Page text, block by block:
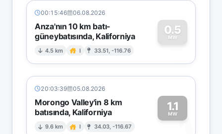
00:15:46 06.08.2026
Anza'nın 10 km batı-
güneybatısında, Kaliforniya
4.5 km I 33.51, -116.76
0.5
MW
0
20:03:39 05.08.2026
Morongo Valley'in 8 km
batısında, Kaliforniya
9.6 km I 34.03, -116.67
1.1
MW